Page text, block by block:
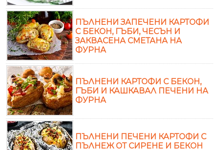
ПЪЛНЕНИ ЗАПЕЧЕНИ КАРТОФИ
С БЕКОН, ГЪБИ, ЧЕСЪН И
ЗАКВАСЕНА СМЕТАНА НА
ФУРНА
ПЪЛНЕНИ КАРТОФИ С БЕКОН,
ГЪБИ И КАШКАВАЛ ПЕЧЕНИ НА
ФУРНА
ПЪЛНЕНИ ПЕЧЕНИ КАРТОФИ С
ПЪЛНЕЖ ОТ СИРЕНЕ И БЕКОН